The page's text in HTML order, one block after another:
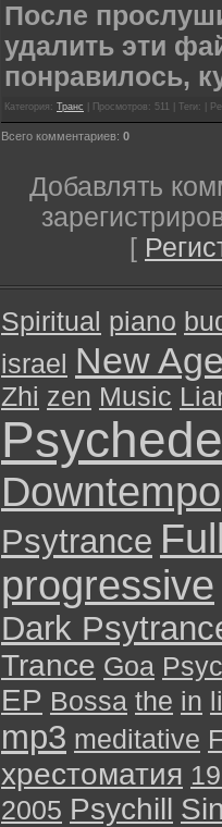
После
удалить эти
понравилось,
Категория: Транс | Просмотров: 511 | Теги: |
Всего комментариев: 0
Добавлять
[
Spiritual piano
israel New
Zhi zen Music
Downtempo
Psytrance
progressive
Dark
Trance Goa
EP Bossa the in
mp3 meditative
хрестоматия
2005 Psychill